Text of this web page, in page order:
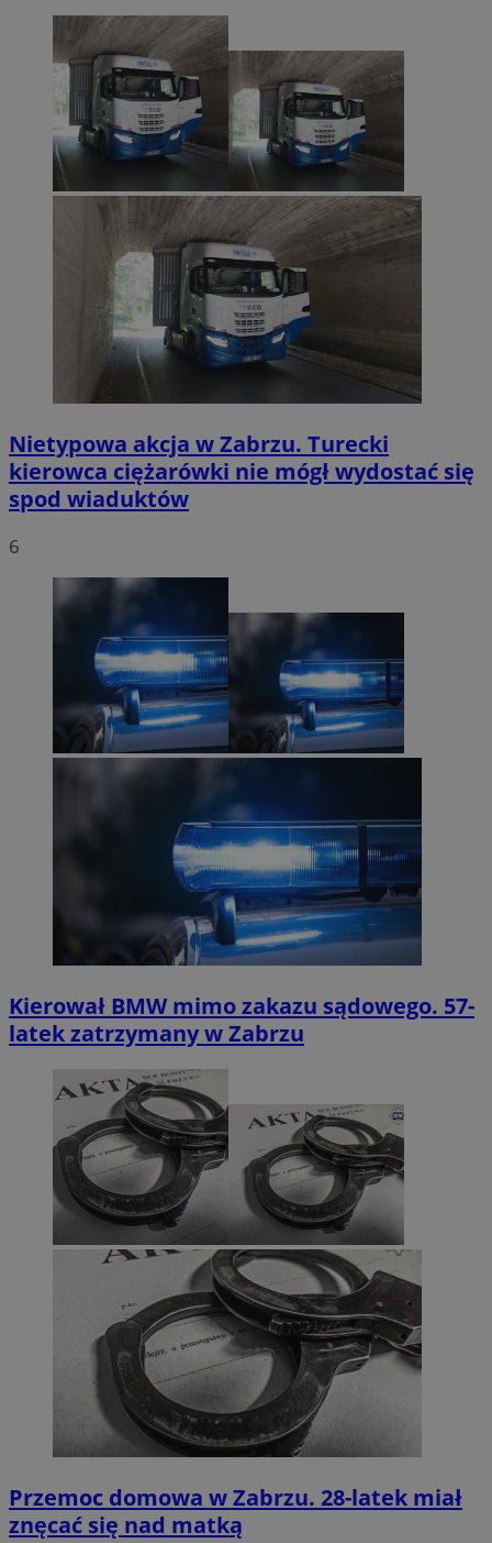
Nietypowa akcja w Zabrzu. Turecki
kierowca ciężarówki nie mógł wydostać się
spod wiaduktów
6
Kierował BMW mimo zakazu sądowego. 57-
latek zatrzymany w Zabrzu
Przemoc domowa w Zabrzu. 28-latek miał
znęcać się nad matką